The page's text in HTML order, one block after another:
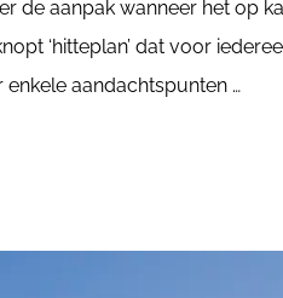
de aanpak wanneer het op
‘hitteplan’ dat voor
aandachtspunten …